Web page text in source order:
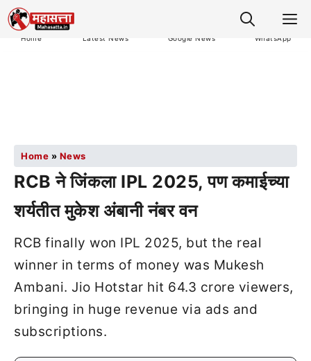
Home Latest News Google News WhatsApp
Home » News
RCB ने जिंकला IPL 2025, पण कमाईच्या
शर्यतीत मुकेश अंबानी नंबर वन
RCB finally won IPL 2025, but the real
winner in terms of money was Mukesh
Ambani. Jio Hotstar hit 64.3 crore viewers,
bringing in huge revenue via ads and
subscriptions.